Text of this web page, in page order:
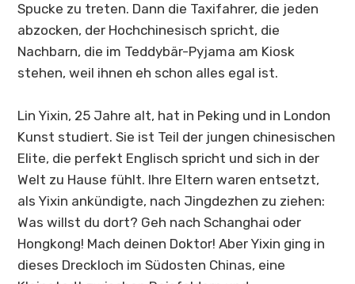
Spucke zu treten. Dann die Taxifahrer, die jeden
abzocken, der Hochchinesisch spricht, die
Nachbarn, die im Teddybär-Pyjama am Kiosk
stehen, weil ihnen eh schon alles egal ist.
Lin Yixin, 25 Jahre alt, hat in Peking und in London
Kunst studiert. Sie ist Teil der jungen chinesischen
Elite, die perfekt Englisch spricht und sich in der
Welt zu Hause fühlt. Ihre Eltern waren entsetzt,
als Yixin ankündigte, nach Jingdezhen zu ziehen:
Was willst du dort? Geh nach Schanghai oder
Hongkong! Mach deinen Doktor! Aber Yixin ging in
dieses Dreckloch im Südosten Chinas, eine